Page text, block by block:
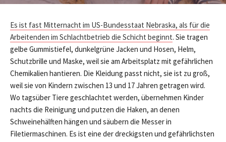
Es ist fast Mitternacht im US-Bundesstaat Nebraska, als für die
Arbeitenden im Schlachtbetrieb die Schicht beginnt. Sie tragen
gelbe Gummistiefel, dunkelgrüne Jacken und Hosen, Helm,
Schutzbrille und Maske, weil sie am Arbeitsplatz mit gefährlichen
Chemikalien hantieren. Die Kleidung passt nicht, sie ist zu groß,
weil sie von Kindern zwischen 13 und 17 Jahren getragen wird.
Wo tagsüber Tiere geschlachtet werden, übernehmen Kinder
nachts die Reinigung und putzen die Haken, an denen
Schweinehälften hängen und säubern die Messer in
Filetiermaschinen. Es ist eine der dreckigsten und gefährlichsten